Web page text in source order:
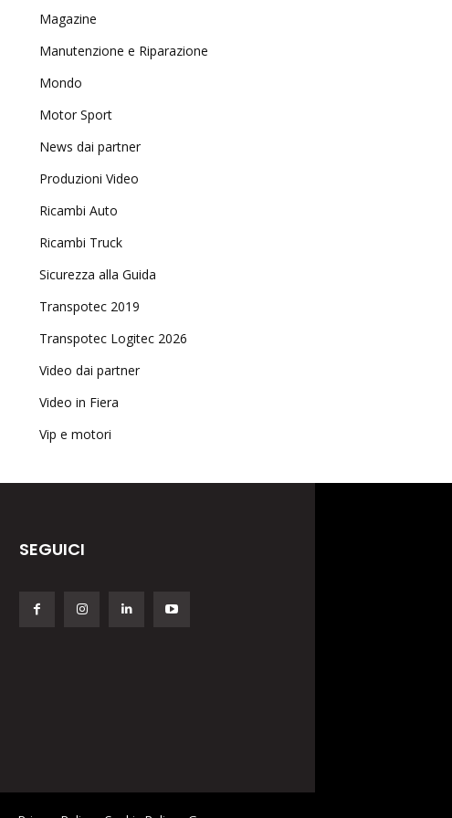
Magazine
Manutenzione e Riparazione
Mondo
Motor Sport
News dai partner
Produzioni Video
Ricambi Auto
Ricambi Truck
Sicurezza alla Guida
Transpotec 2019
Transpotec Logitec 2026
Video dai partner
Video in Fiera
Vip e motori
SEGUICI